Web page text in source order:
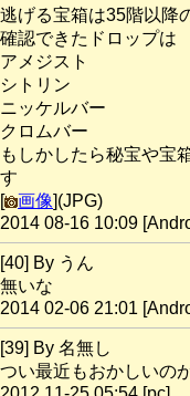
逃げる宝箱は35階以降
確認できたドロップは
アメジスト
シトリン
ニッケルバー
クロムバー
もしかしたら秘宝や宝
す
[
画像](JPG)
2014 08-16 10:09
[40] By うん
無いな
2014 02-06 21:01
[39] By 名無し
つい最近もおかしいの